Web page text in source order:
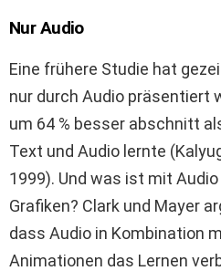
Nur Audio
Eine frühere Studie hat
nur durch Audio präsentiert
um 64 % besser abschnitt
Text und Audio lernte
1999). Und was ist mit
Grafiken? Clark und Mayer
dass Audio in Kombination
Animationen das Lernen